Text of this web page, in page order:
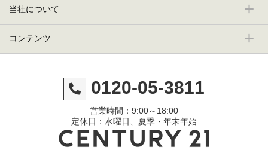
当社について
コンテンツ
0120-05-3811
営業時間：9:00～18:00
定休日：水曜日、夏季・年末年始